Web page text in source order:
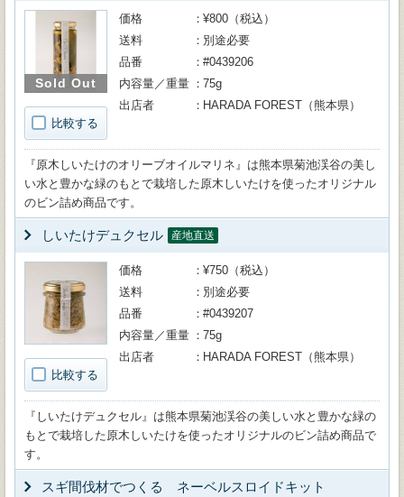
Sold Out
比較する
価格
¥800（税込）
送料
別途必要
品番
#0439206
内容量／重量
75g
出店者
HARADA FOREST（熊本県）
『原木しいたけのオリーブオイルマリネ』は熊本県菊池渓谷の美し
い水と豊かな緑のもとで栽培した原木しいたけを使ったオリジナル
のビン詰め商品です。
しいたけデュクセル 産地直送
比較する
価格
¥750（税込）
送料
別途必要
品番
#0439207
内容量／重量
75g
出店者
HARADA FOREST（熊本県）
『しいたけデュクセル』は熊本県菊池渓谷の美しい水と豊かな緑の
もとで栽培した原木しいたけを使ったオリジナルのビン詰め商品で
す。
スギ間伐材でつくる ネーベルスロイドキット